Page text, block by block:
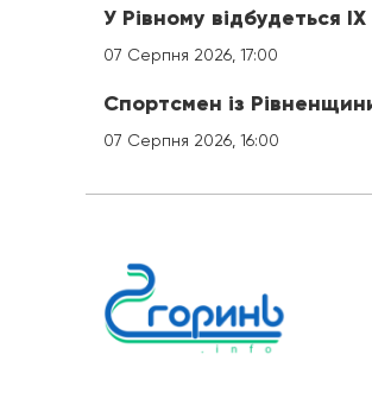
У Рівному відбудеться
07 Серпня 2026, 17:00
Спортсмен із
07 Серпня 2026, 16:00